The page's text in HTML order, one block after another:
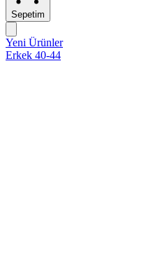
Sepetim
Yeni Ürünler
Erkek 40-44